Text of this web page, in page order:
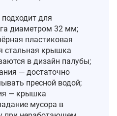
для
диаметром 32 мм;
пластиковая
стальная крышка
в дизайн палубы;
— достаточно
пресной водой;
— крышка
мусора в